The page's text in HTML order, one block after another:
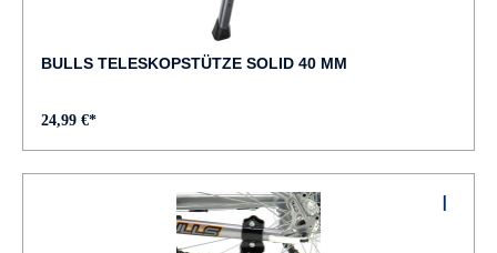
BULLS TELESKOPSTÜTZE SOLID 40 MM
24,99 €*